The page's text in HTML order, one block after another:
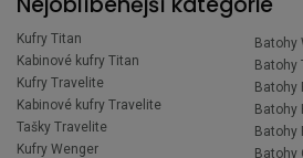
Kufry Titan
Kabinové kufry Titan
Kufry Travelite
Kabinové kufry Travelite
Tašky Travelite
Kufry Wenger
Batohy
Batohy
Batohy
Batohy
Batohy
Batohy